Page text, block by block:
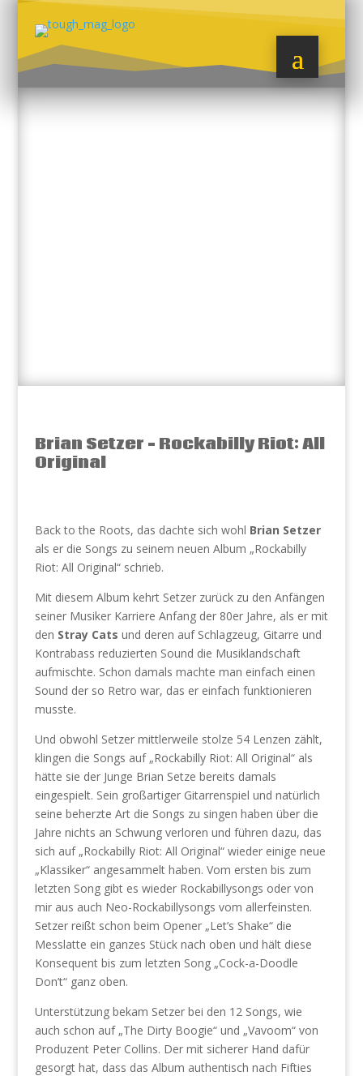
Brian Setzer – Rockabilly Riot: All
Original
Back to the Roots, das dachte sich wohl Brian Setzer
als er die Songs zu seinem neuen Album „Rockabilly
Riot: All Original“ schrieb.
Mit diesem Album kehrt Setzer zurück zu den Anfängen
seiner Musiker Karriere Anfang der 80er Jahre, als er mit
den Stray Cats und deren auf Schlagzeug, Gitarre und
Kontrabass reduzierten Sound die Musiklandschaft
aufmischte. Schon damals machte man einfach einen
Sound der so Retro war, das er einfach funktionieren
musste.
Und obwohl Setzer mittlerweile stolze 54 Lenzen zählt,
klingen die Songs auf „Rockabilly Riot: All Original“ als
hätte sie der Junge Brian Setze bereits damals
eingespielt. Sein großartiger Gitarrenspiel und natürlich
seine beherzte Art die Songs zu singen haben über die
Jahre nichts an Schwung verloren und führen dazu, das
sich auf „Rockabilly Riot: All Original“ wieder einige neue
„Klassiker“ angesammelt haben. Vom ersten bis zum
letzten Song gibt es wieder Rockabillysongs oder von
mir aus auch Neo-Rockabillysongs vom allerfeinsten.
Setzer reißt schon beim Opener „Let’s Shake“ die
Messlatte ein ganzes Stück nach oben und hält diese
Konsequent bis zum letzten Song „Cock-a-Doodle
Don’t“ ganz oben.
Unterstützung bekam Setzer bei den 12 Songs, wie
auch schon auf „The Dirty Boogie“ und „Vavoom“ von
Produzent Peter Collins. Der mit sicherer Hand dafür
gesorgt hat, dass das Album authentisch nach Fifties